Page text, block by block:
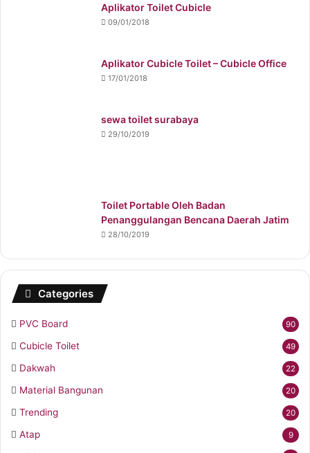
Aplikator Toilet Cubicle
09/01/2018
Aplikator Cubicle Toilet – Cubicle Office
17/01/2018
sewa toilet surabaya
29/10/2019
Toilet Portable Oleh Badan
Penanggulangan Bencana Daerah Jatim
28/10/2019
Categories
PVC Board 90
Cubicle Toilet 49
Dakwah 22
Material Bangunan 20
Trending 20
Atap 9